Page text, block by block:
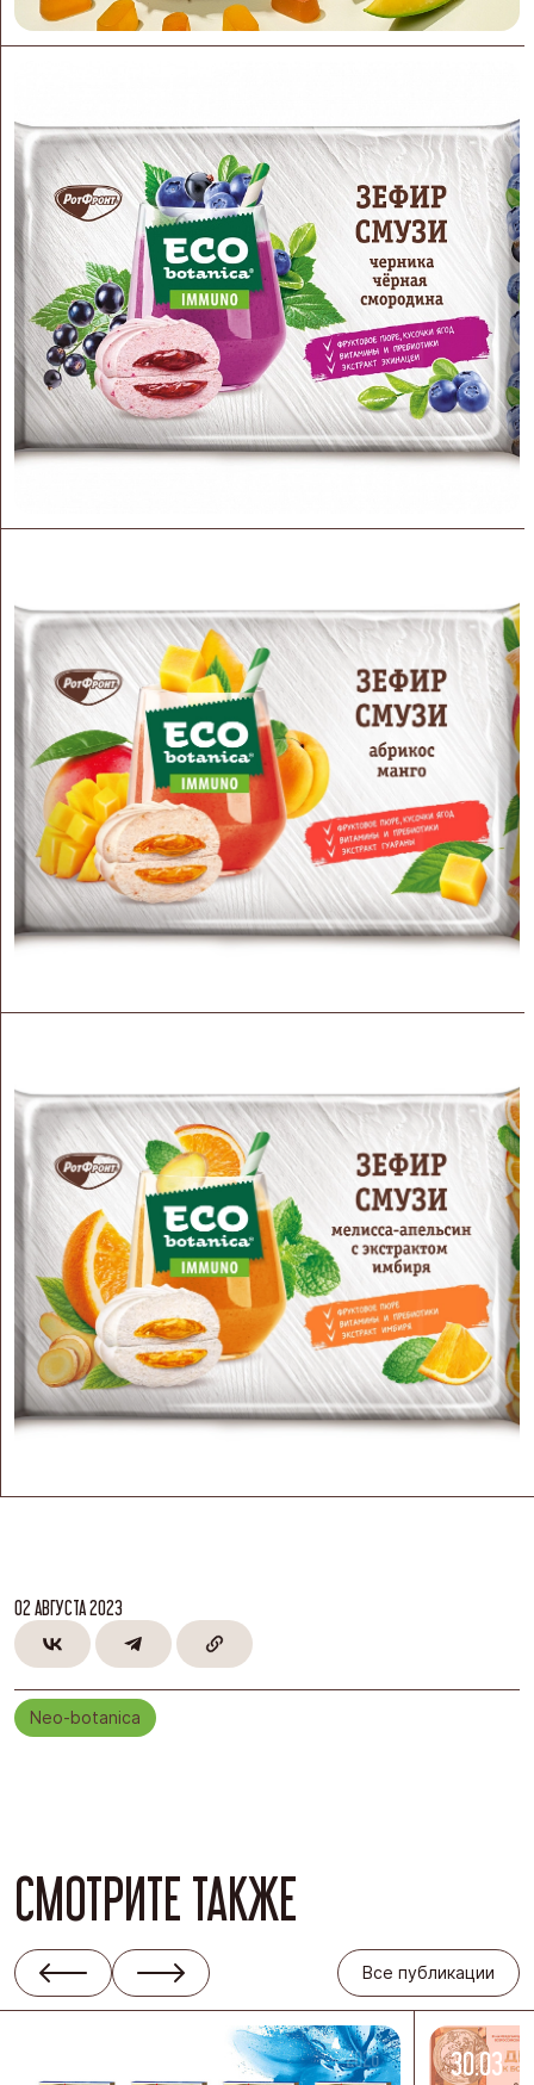
Neo-botanica
02 АВГУСТА 2023
СМОТРИТЕ ТАКЖЕ
Все публикации
-2026 30.03